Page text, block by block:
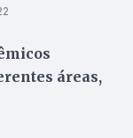
áreas,